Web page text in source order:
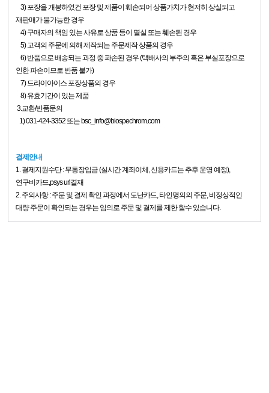
3) 포장을 개봉하였건 포장 및 제품이 훼손되어 상품가치가 현저히 상실되고
재판매가 불가능한 경우
4) 구매자의 책임 있는 사유로 상품 등이 멸실 또는 훼손된 경우
5) 고객의 주문에 의해 제작되는 주문제작 상품의 경우
6) 반품으로 배송되는 과정 중 파손된 경우 (택배사의 부주의 혹은 부실포장으로
인한 파손이므로 반품 불가)
7) 드라이아이스 포장상품의 경우
8) 유효기간이 있는 제품
3.교환/반품문의
1) 031-424-3352 또는 bsc_info@biospechrom.com
결제안내
1. 결제지원수단 : 무통장입금 (실시간 계좌이체, 신용카드는 추후 운영 예정),
연구비카드,psys url결재
2. 주의사항 : 주문 및 결제 확인 과정에서 도난카드, 타인명의의 주문, 비정상적인
대량 주문이 확인되는 경우는 임의로 주문 및 결제를 제한 할수 있습니다.